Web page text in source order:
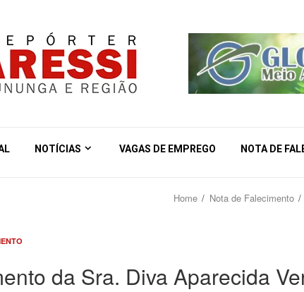
NOTÍCIAS VAGAS DE EMPREGO NOTA DE
Home Nota de Falecimento
da Sra. Diva Aparecida